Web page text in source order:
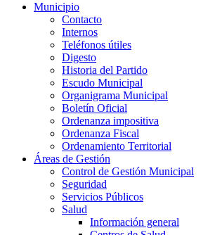
Municipio
Contacto
Internos
Teléfonos útiles
Digesto
Historia del Partido
Escudo Municipal
Organigrama Municipal
Boletín Oficial
Ordenanza impositiva
Ordenanza Fiscal
Ordenamiento Territorial
Áreas de Gestión
Control de Gestión Municipal
Seguridad
Servicios Públicos
Salud
Información general